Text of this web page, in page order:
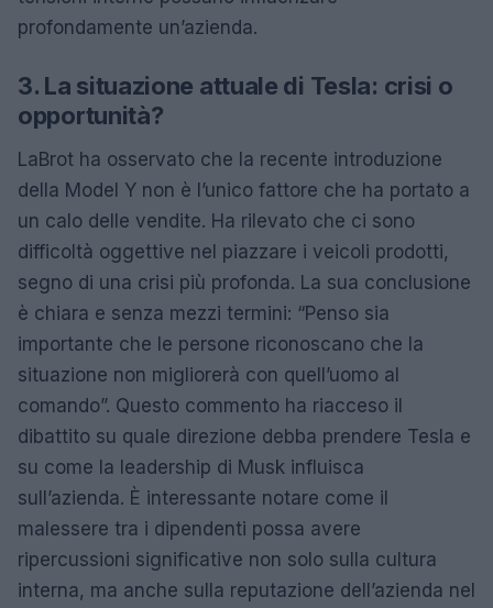
profondamente un’azienda.
3. La situazione attuale di Tesla: crisi o
opportunità?
LaBrot ha osservato che la recente introduzione
della Model Y non è l’unico fattore che ha portato a
un calo delle vendite. Ha rilevato che ci sono
difficoltà oggettive nel piazzare i veicoli prodotti,
segno di una crisi più profonda. La sua conclusione
è chiara e senza mezzi termini: “Penso sia
importante che le persone riconoscano che la
situazione non migliorerà con quell’uomo al
comando”. Questo commento ha riacceso il
dibattito su quale direzione debba prendere Tesla e
su come la leadership di Musk influisca
sull’azienda. È interessante notare come il
malessere tra i dipendenti possa avere
ripercussioni significative non solo sulla cultura
interna, ma anche sulla reputazione dell’azienda nel